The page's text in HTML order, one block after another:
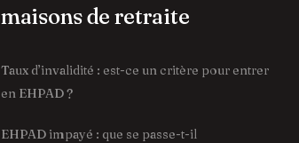
maisons de retraite
Taux d’invalidité : est-ce un critère pour entrer
en EHPAD ?
EHPAD impayé : que se passe-t-il